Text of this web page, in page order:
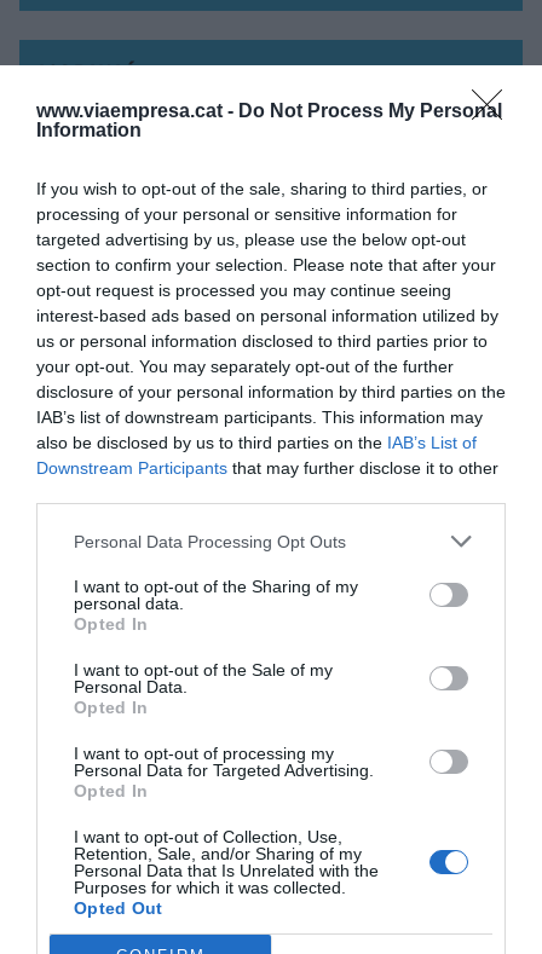
www.viaempresa.cat - Do Not Process My Personal
Information
If you wish to opt-out of the sale, sharing to third parties, or
processing of your personal or sensitive information for
targeted advertising by us, please use the below opt-out
section to confirm your selection. Please note that after your
opt-out request is processed you may continue seeing
interest-based ads based on personal information utilized by
us or personal information disclosed to third parties prior to
your opt-out. You may separately opt-out of the further
disclosure of your personal information by third parties on the
IAB’s list of downstream participants. This information may
also be disclosed by us to third parties on the IAB’s List of
Downstream Participants that may further disclose it to other
Personal Data Processing Opt Outs
I want to opt-out of the Sharing of my
personal data.
Opted In
I want to opt-out of the Sale of my
Personal Data.
Opted In
I want to opt-out of processing my
Personal Data for Targeted Advertising.
Opted In
I want to opt-out of Collection, Use,
Retention, Sale, and/or Sharing of my
Personal Data that Is Unrelated with the
Purposes for which it was collected.
Opted Out
L'OPINIÓ
El ritme de l'empresa
familiar
JORDI TARRAGONA
L'OPINIÓ
Consumidor bipolar
9 de juliol de 2018
JORDI TARRAGONA
L'OPINIÓ
Emprenedoria a l'empresa
familiar: renovar-se o morir
29 de juny de 2018
Lleis empresarials (II)
12 de juny de 2018
Anterior 1 … 23 24 25 26 27 28 Següent